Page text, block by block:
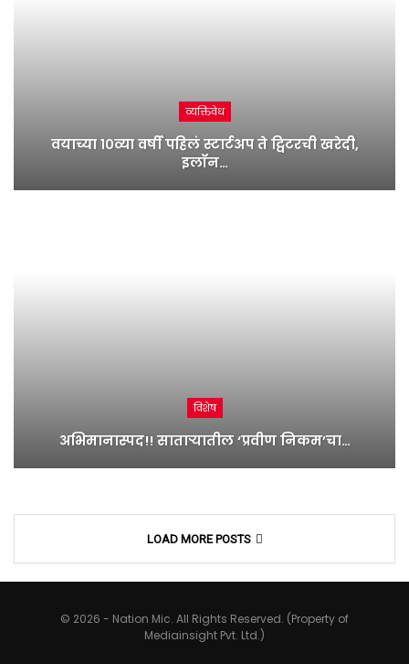
व्यक्तिवेध
वयाच्या १०व्या वर्षी पहिलं स्टार्टअप ते ट्विटरची खरेदी,
इलॉन…
विशेष
अभिमानास्पद!! साताऱ्यातील ‘प्रवीण निकम’चा…
LOAD MORE POSTS
© 2026 - Nation Mic. All Rights Reserved. (Property of
Mediainsight Pvt. Ltd.)